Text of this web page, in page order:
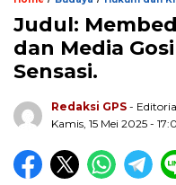
Judul:
dan Media
Sensasi.
Redaksi GPS -
Kamis, 15 Mei 2025 -